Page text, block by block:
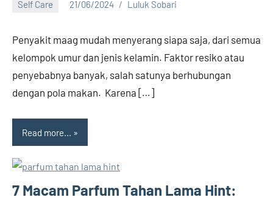
Self Care 21/06/2024 Luluk Sobari
Penyakit maag mudah menyerang siapa saja, dari semua
kelompok umur dan jenis kelamin. Faktor resiko atau
penyebabnya banyak, salah satunya berhubungan
dengan pola makan. Karena […]
Read more...
7 Macam Parfum Tahan Lama Hint: